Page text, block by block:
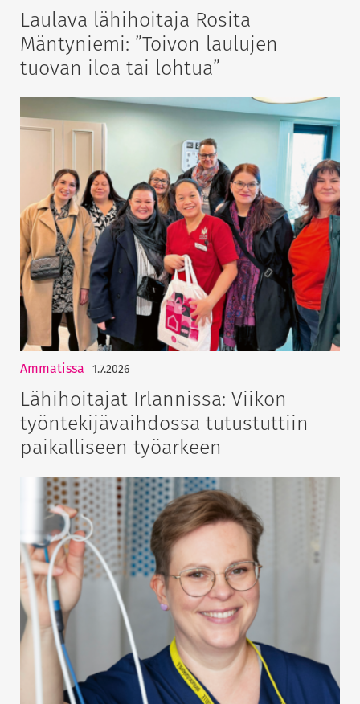
Laulava lähihoitaja Rosita
Mäntyniemi: ”Toivon laulujen
tuovan iloa tai lohtua”
Ammatissa 1.7.2026
Lähihoitajat Irlannissa: Viikon
työntekijävaihdossa tutustuttiin
paikalliseen työarkeen